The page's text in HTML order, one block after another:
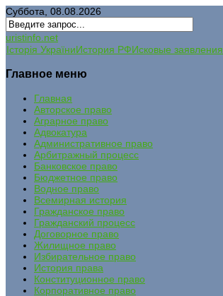
Суббота, 08.08.2026
uristinfo.net
Історія УкраїниИстория РФИсковые заявления
Главное меню
Главная
Авторское право
Аграрное право
Адвокатура
Административное право
Арбитражный процесс
Банковское право
Бюджетное право
Водное право
Всемирная история
Гражданское право
Гражданский процесс
Договорное право
Жилищное право
Избирательное право
История права
Конституционное право
Корпоративное право